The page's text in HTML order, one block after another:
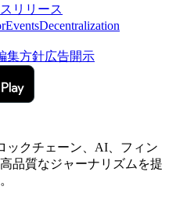
リリース
EventsDecentralization
集方針広告開示
ックチェーン、AI、フィン
品質なジャーナリズムを提